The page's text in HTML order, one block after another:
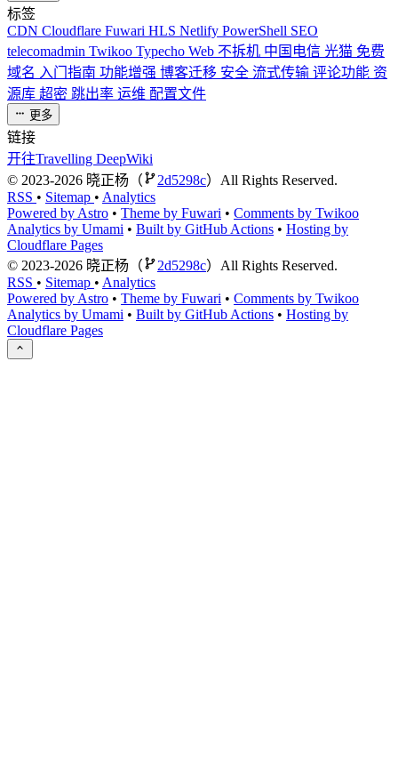
标签
CDN Cloudflare Fuwari HLS Netlify PowerShell SEO
telecomadmin Twikoo Typecho Web 不拆机 中国电信 光猫 免费
域名 入门指南 功能增强 博客迁移 安全 流式传输 评论功能 资
源库 超密 跳出率 运维 配置文件
更多
链接
开往Travelling DeepWiki
© 2023-2026 晓正杨（ 2d5298c）All Rights Reserved.
RSS • Sitemap • Analytics
Powered by Astro • Theme by Fuwari • Comments by Twikoo
Analytics by Umami • Built by GitHub Actions • Hosting by
Cloudflare Pages
© 2023-2026 晓正杨（ 2d5298c）All Rights Reserved.
RSS • Sitemap • Analytics
Powered by Astro • Theme by Fuwari • Comments by Twikoo
Analytics by Umami • Built by GitHub Actions • Hosting by
Cloudflare Pages